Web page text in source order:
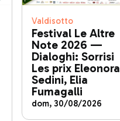
Valdisotto
Festival Le Altre
Note 2026 —
Dialoghi: Sorrisi
Les prix Eleonora
Sedini, Elia
Fumagalli
dom, 30/08/2026